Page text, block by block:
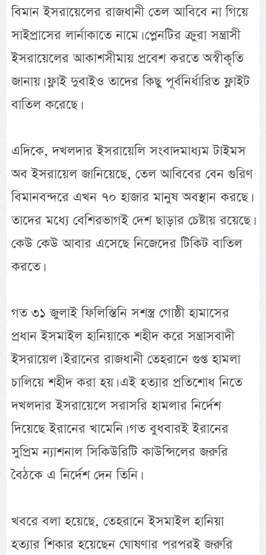
বিমান ইসরায়েলের রাজধানী তেল আবিবে না গিয়ে
সাইপ্রাসের লার্নাকাতে নামে। প্লেনটির ক্রুরা সন্ত্রাসী
ইসরায়েলের আকাশসীমায় প্রবেশ করতে অস্বীকৃতি
জানায়। ফ্লাই দুবাইও তাদের কিছু পূর্বনির্ধারিত ফ্লাইট
বাতিল করেছে।
এদিকে, দখলদার ইসরায়েলি সংবাদমাধ্যম টাইমস
অব ইসরায়েল জানিয়েছে, তেল আবিবের বেন গুরিণ
বিমানবন্দরে এখন ৭০ হাজার মানুষ অবস্থান করছে।
তাদের মধ্যে বেশিরভাগই দেশ ছাড়ার চেষ্টায় রয়েছে।
কেউ কেউ আবার এসেছে নিজেদের টিকিট বাতিল
করতে।
গত ৩১ জুলাই ফিলিস্তিনি সশস্ত্র গোষ্ঠী হামাসের
প্রধান ইসমাইল হানিয়াকে শহীদ করে সন্ত্রাসবাদী
ইসরায়েল। ইরানের রাজধানী তেহরানে গুপ্ত হামলা
চালিয়ে শহীদ করা হয়। এই হত্যার প্রতিশোধ নিতে
দখলদার ইসরায়েলে সরাসরি হামলার নির্দেশ
দিয়েছে ইরানের খামেনি। গত বুধবারই ইরানের
সুপ্রিম ন্যাশনাল সিকিউরিটি কাউন্সিলের জরুরি
বৈঠকে এ নির্দেশ দেন তিনি।
খবরে বলা হয়েছে, তেহরানে ইসমাইল হানিয়া
হত্যার শিকার হয়েছেন ঘোষণার পরপরই জরুরি